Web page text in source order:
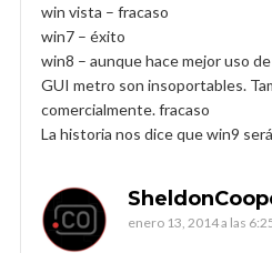
win vista – fracaso
win7 – éxito
win8 – aunque hace mejor uso
GUI metro son insoportables.
comercialmente. fracaso
La historia nos dice que win9
enero 13, 2014 a las